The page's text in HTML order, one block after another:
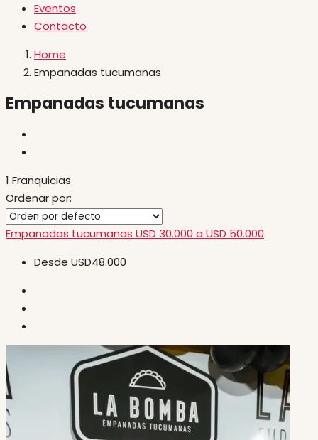
Eventos
Contacto
Home
Empanadas tucumanas
Empanadas tucumanas
1 Franquicias
Ordenar por:
Empanadas tucumanas USD 30.000 a USD 50.000
Desde USD48.000